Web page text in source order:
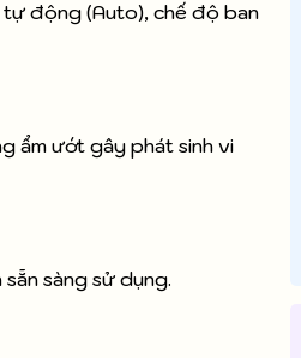
động (Auto), chế độ ban
ẩm ướt gây phát sinh vi
sàng sử dụng.